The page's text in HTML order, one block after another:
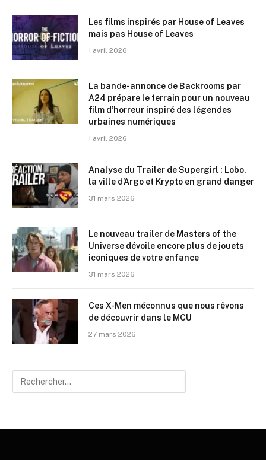
Les films inspirés par House of Leaves
mais pas House of Leaves
1 avril 2026
La bande-annonce de Backrooms par
A24 prépare le terrain pour un nouveau
film d’horreur inspiré des légendes
urbaines numériques
1 avril 2026
Analyse du Trailer de Supergirl : Lobo,
la ville d’Argo et Krypto en grand danger
31 mars 2026
Le nouveau trailer de Masters of the
Universe dévoile encore plus de jouets
iconiques de votre enfance
31 mars 2026
Ces X-Men méconnus que nous rêvons
de découvrir dans le MCU
27 mars 2026